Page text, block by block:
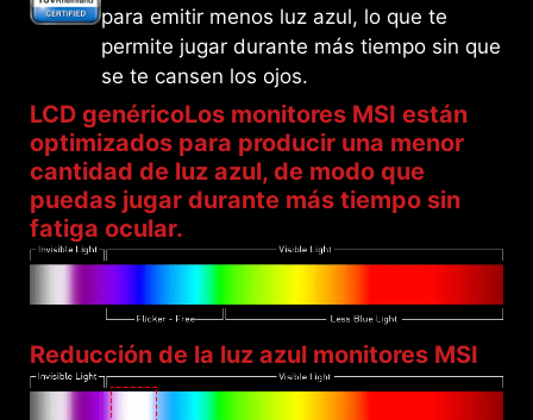
para emitir menos luz azul, lo que te
permite jugar durante más tiempo sin que
se te cansen los ojos.
LCD genéricoLos monitores MSI están
optimizados para producir una menor
cantidad de luz azul, de modo que
puedas jugar durante más tiempo sin
fatiga ocular.
Reducción de la luz azul monitores MSI